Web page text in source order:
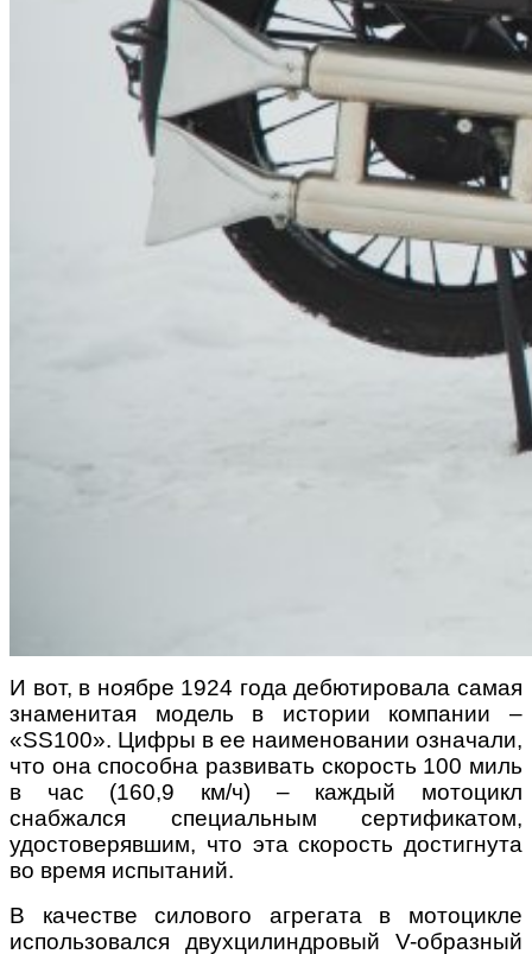
И вот, в ноябре 1924 года дебютировала самая
знаменитая модель в истории компании –
«SS100». Цифры в ее наименовании означали,
что она способна развивать скорость 100 миль
в час (160,9 км/ч) – каждый мотоцикл
снабжался специальным сертификатом,
удостоверявшим, что эта скорость достигнута
во время испытаний.
В качестве силового агрегата в мотоцикле
использовался двухцилиндровый V-образный